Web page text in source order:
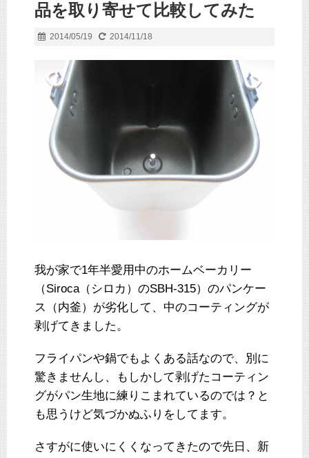
品を取り寄せて比較してみた
2014/05/19 2014/11/18
我が家で1年半愛用中のホームベーカリー
（Siroca（シロカ）のSBH-315）のパンケー
ス（内釜）が劣化して、中のコーティングが
剥げてきました。
フライパンや鍋でもよくある話なので、別に
驚きませんし、もしかして剥げたコーティン
グがパン生地に練りこまれているのでは？と
も思うけど気づかぬふりをしてます。
さすがに使いにくくなってきたので先日、新